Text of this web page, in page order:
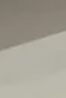
militanti e i
fa
Via Appia
tutti pronti ad